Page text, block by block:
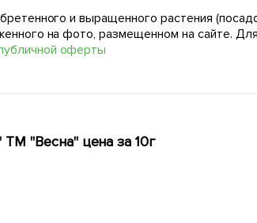
и выращенного растения
на фото, размещенном на сайте.
оферты
"Весна" цена за 10г